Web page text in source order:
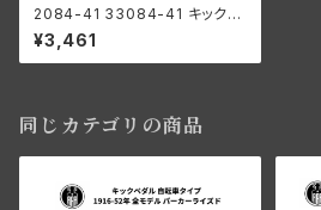
2084-41 33084-41 キックス
ターター スタータークランク ス
プリング ハーレーダビッドソン 1
941-64年 WL G ブラック
¥3,461
同じカテゴリの商品